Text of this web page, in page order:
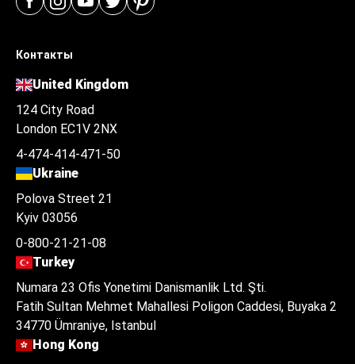
Контакты
United Kingdom
124 City Road
London EC1V 2NX
4-474-414-471-50
Ukraine
Polova Street 21
Kyiv 03056
0-800-21-21-08
Turkey
Numara 23 Ofis Yonetimi Danismanlik Ltd. Şti.
Fatih Sultan Mehmet Mahallesi Poligon Caddesi, Buyaka 2
34770 Ümraniye, Istanbul
Hong Kong